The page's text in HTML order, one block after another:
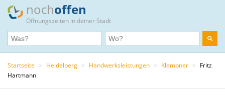
nochoffen
Öffnungszeiten in deiner Stadt
Startseite > Heidelberg > Handwerksleistungen > Klempner > Fritz
Hartmann